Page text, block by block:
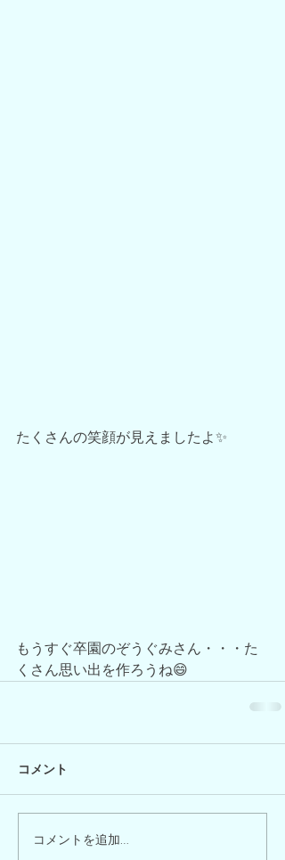
たくさんの笑顔が見えましたよ✨
もうすぐ卒園のぞうぐみさん・・・た
くさん思い出を作ろうね😄
コメント
コメントを追加…